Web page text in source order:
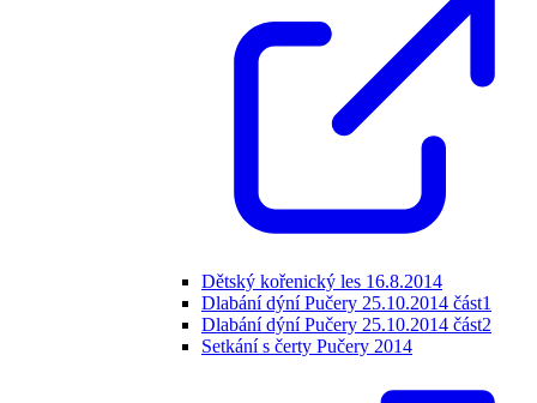
Dětský kořenický les 16.8.2014
Dlabání dýní Pučery 25.10.2014 část1
Dlabání dýní Pučery 25.10.2014 část2
Setkání s čerty Pučery 2014